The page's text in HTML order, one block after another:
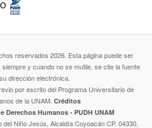
reservados 2026. Esta página puede ser
y cuando no se mutile, se cite la fuente
dirección electrónica.
por escrito del Programa Universitario de
de la UNAM. Créditos
Derechos Humanos - PUDH UNAM
Niño Jesús, Alcaldía Coyoacán CP. 04330,